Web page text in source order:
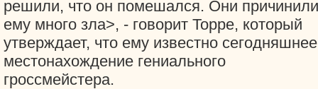
решили, что он помешался. Они причинили
ему много зла>, - говорит Торре, который
утверждает, что ему известно сегодняшнее
местонахождение гениального
гроссмейстера.